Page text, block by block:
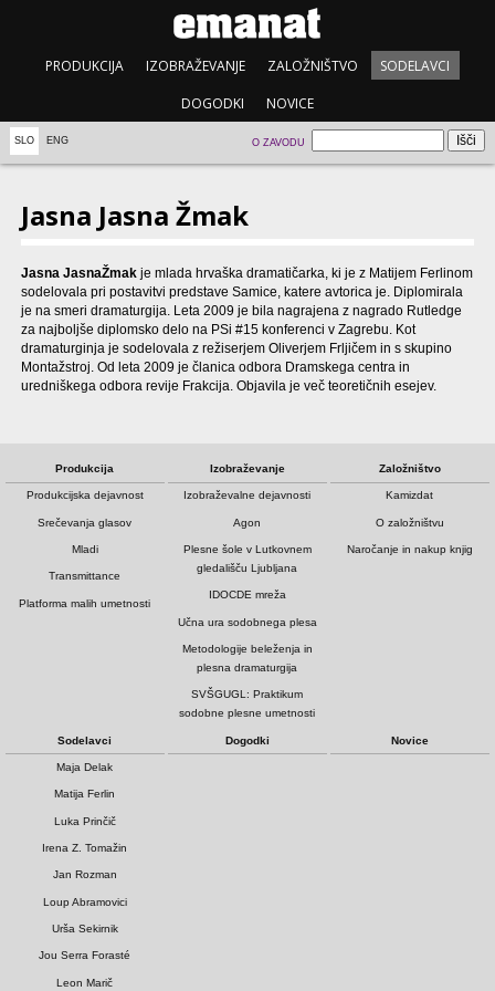
PRODUKCIJA IZOBRAŽEVANJE ZALOŽNIŠTVO SODELAVCI
DOGODKI NOVICE
SLO ENG O ZAVODU
Jasna Jasna Žmak
Jasna JasnaŽmakje mlada hrvaška dramatičarka, ki je z Matijem Ferlinom
sodelovala pri postavitvi predstave Samice, katere avtorica je. Diplomirala
je na smeri dramaturgija. Leta 2009 je bila nagrajena z nagrado Rutledge
za najboljše diplomsko delo na PSi #15 konferenci v Zagrebu. Kot
dramaturginja je sodelovala z režiserjem Oliverjem Frljičem in s skupino
Montažstroj. Od leta 2009 je članica odbora Dramskega centra in
uredniškega odbora revije Frakcija. Objavila je več teoretičnih esejev.
Produkcija
Produkcijska dejavnost
Srečevanja glasov
Mladi
Transmittance
Platforma malih umetnosti
Izobraževanje
Izobraževalne dejavnosti
Agon
Plesne šole v Lutkovnem
gledališču Ljubljana
IDOCDE mreža
Učna ura sodobnega plesa
Metodologije beleženja in
plesna dramaturgija
SVŠGUGL: Praktikum
sodobne plesne umetnosti
Založništvo
Kamizdat
O založništvu
Naročanje in nakup knjig
Sodelavci
Maja Delak
Matija Ferlin
Luka Prinčič
Irena Z. Tomažin
Jan Rozman
Loup Abramovici
Urša Sekirnik
Jou Serra Forasté
Leon Marič
Dogodki Novice